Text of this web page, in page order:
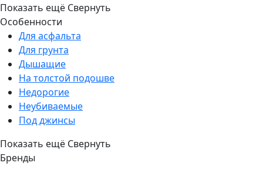
Показать ещё Свернуть
Особенности
Для асфальта
Для грунта
Дышащие
На толстой подошве
Недорогие
Неубиваемые
Под джинсы
Показать ещё Свернуть
Бренды